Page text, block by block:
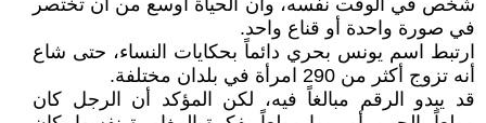
شخص في الوقت نفسه، وأن الحياة أوسع من أن تختصر
في صورة واحدة أو قناع واحد.
ارتبط اسم يونس بحري دائماً بحكايات النساء، حتى شاع
أنه تزوج أكثر من 290 امرأة في بلدان مختلفة.
قد يبدو الرقم مبالغاً فيه، لكن المؤكد أن الرجل كان